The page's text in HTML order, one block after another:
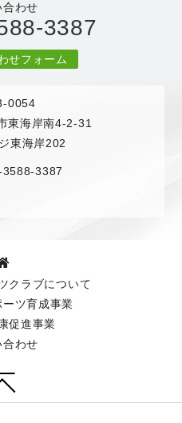
合わせ
3387
せフォーム
0054
東海岸南4-2-31
東海岸202
3387
クラブについて
ツ育成事業
促進事業
合わせ